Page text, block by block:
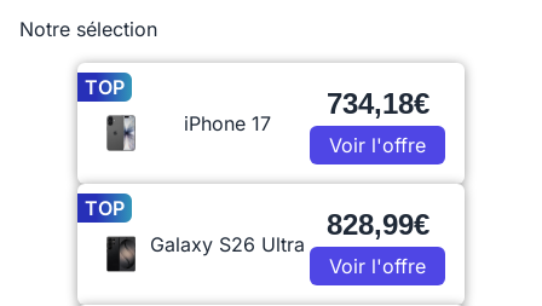
Notre sélection
TOP
iPhone 17
734,18€
Voir l'offre
TOP
Galaxy S26 Ultra
828,99€
Voir l'offre